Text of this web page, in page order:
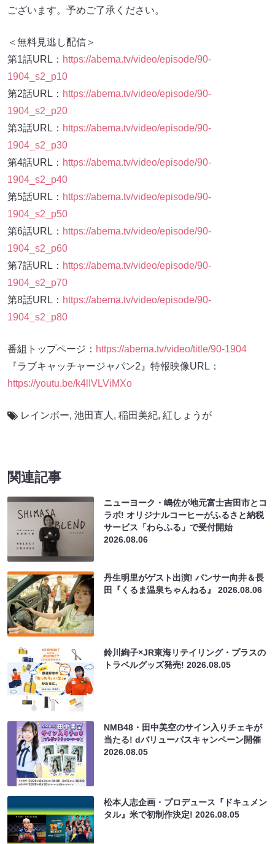
ございます。予めご了承ください。
＜無料見逃し配信＞
第1話URL： https://abema.tv/video/episode/90-
1904_s2_p10
第2話URL： https://abema.tv/video/episode/90-
1904_s2_p20
第3話URL： https://abema.tv/video/episode/90-
1904_s2_p30
第4話URL： https://abema.tv/video/episode/90-
1904_s2_p40
第5話URL： https://abema.tv/video/episode/90-
1904_s2_p50
第6話URL： https://abema.tv/video/episode/90-
1904_s2_p60
第7話URL： https://abema.tv/video/episode/90-
1904_s2_p70
第8話URL： https://abema.tv/video/episode/90-
1904_s2_p80
番組トップページ： https://abema.tv/video/title/90-1904
『ラブキャッチャージャパン2』特報映像URL：
https://youtu.be/k4lIVLViMXo
レインボー, 池田直人 , 稲田美紀, 紅しょうが
関連記事
ニューヨーク・嶋佐が地元富士吉田市とコ
ラボ! オリジナルコーヒーがふるさと納税
サービス「わらふる」で受付開始
2026.08.06
丹生明里がゲスト出演! パンサー向井＆長
田『くるま温泉ちゃんねる』2026.08.06
鈴川絢子×JR東海リテイリング・プラスの
トラベルグッズ発売!2026.08.05
NMB48・田中美空のサイン入りチェキが
当たる! dバリューパスキャンペーン開催
2026.08.05
松本人志企画・プロデュース『ドキュメン
タル』米で初制作決定!2026.08.05